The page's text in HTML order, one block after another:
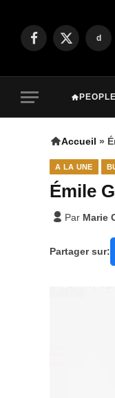
Facebook
X
d
PEOPLE
Accueil »
A LA UNE
Émile
Par Marie
Partager sur: